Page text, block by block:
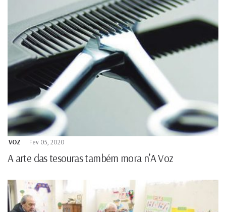
VOZ Fev 05, 2020
A arte das tesouras também mora n’A Voz